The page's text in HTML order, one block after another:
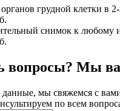
грудной клетки в
снимок к любому
вопросы? Мы
данные, мы свяжемся с
по всем